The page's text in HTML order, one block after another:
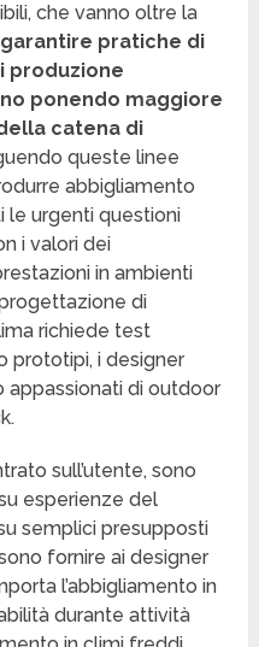
che vanno oltre la
garantire pratiche di
produzione
ponendo maggiore
catena di
queste linee
abbigliamento
le urgenti questioni
i valori dei
in ambienti
di
richiede test
prototipi, i designer
appassionati di outdoor
sull’utente, sono
esperienze del
semplici presupposti
fornire ai designer
l’abbigliamento in
durante attività